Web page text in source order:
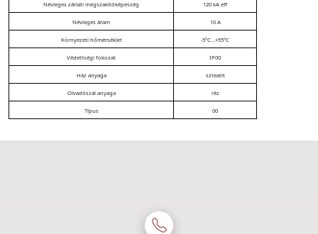
Névleges zárlati megszakítóképesség 120 kA eff
Névleges áram 10 A
Környezeti hőmérséklet -5°C...+55°C
Védettségi fokozat IP00
Ház anyaga szteatit
Olvadószál anyaga réz
Típus 00